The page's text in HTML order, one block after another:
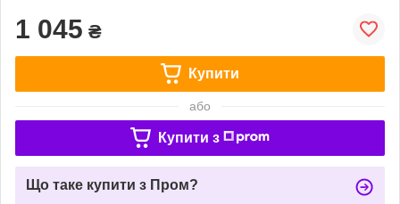
1 045 ₴
Купити
або
Купити з
Що таке купити з Пром?